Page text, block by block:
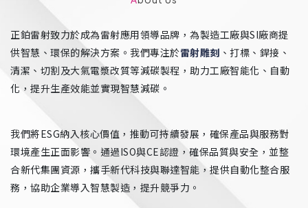
正鉑雷射致力於成為雷射應用領導品牌，為製造工廠與SI廠商提
供智慧、環保的解決方案。我們專注於雷射雕刻 、打標、銲接、
清潔、切割及大氣電漿改質等減碳製程，助力工廠智能化、自動
化，提升生產效能並實現智慧減碳。
我們將ESG納入核心價值，推動可持續發展，確保產品與服務對
環境產生正面影響。通過ISO與CE認證，確保品質與安全，並整
合新代集團資源，攜手新代科技與聯達智能，提供自動化整合服
務，協助企業導入智慧製造，提升競爭力。